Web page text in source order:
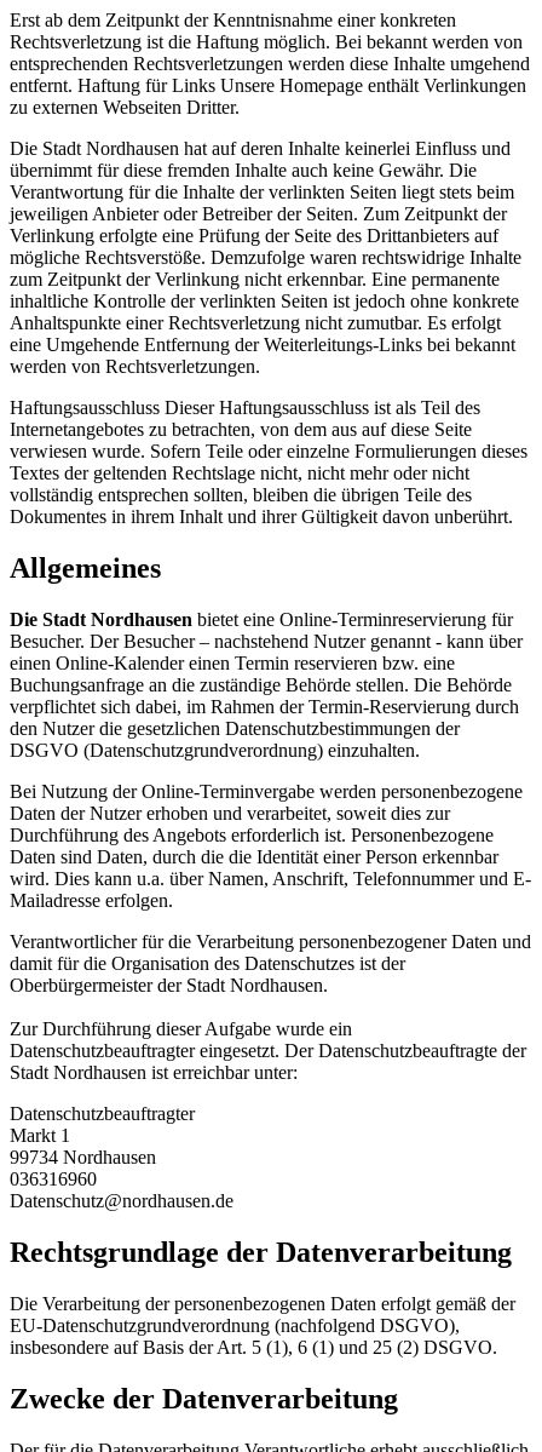
Erst ab dem Zeitpunkt der Kenntnisnahme einer konkreten
Rechtsverletzung ist die Haftung möglich. Bei bekannt werden von
entsprechenden Rechtsverletzungen werden diese Inhalte umgehend
entfernt. Haftung für Links Unsere Homepage enthält Verlinkungen
zu externen Webseiten Dritter.
Die Stadt Nordhausen hat auf deren Inhalte keinerlei Einfluss und
übernimmt für diese fremden Inhalte auch keine Gewähr. Die
Verantwortung für die Inhalte der verlinkten Seiten liegt stets beim
jeweiligen Anbieter oder Betreiber der Seiten. Zum Zeitpunkt der
Verlinkung erfolgte eine Prüfung der Seite des Drittanbieters auf
mögliche Rechtsverstöße. Demzufolge waren rechtswidrige Inhalte
zum Zeitpunkt der Verlinkung nicht erkennbar. Eine permanente
inhaltliche Kontrolle der verlinkten Seiten ist jedoch ohne konkrete
Anhaltspunkte einer Rechtsverletzung nicht zumutbar. Es erfolgt
eine Umgehende Entfernung der Weiterleitungs-Links bei bekannt
werden von Rechtsverletzungen.
Haftungsausschluss Dieser Haftungsausschluss ist als Teil des
Internetangebotes zu betrachten, von dem aus auf diese Seite
verwiesen wurde. Sofern Teile oder einzelne Formulierungen dieses
Textes der geltenden Rechtslage nicht, nicht mehr oder nicht
vollständig entsprechen sollten, bleiben die übrigen Teile des
Dokumentes in ihrem Inhalt und ihrer Gültigkeit davon unberührt.
Allgemeines
Die Stadt Nordhausen bietet eine Online-Terminreservierung für
Besucher. Der Besucher – nachstehend Nutzer genannt - kann über
einen Online-Kalender einen Termin reservieren bzw. eine
Buchungsanfrage an die zuständige Behörde stellen. Die Behörde
verpflichtet sich dabei, im Rahmen der Termin-Reservierung durch
den Nutzer die gesetzlichen Datenschutzbestimmungen der
DSGVO (Datenschutzgrundverordnung) einzuhalten.
Bei Nutzung der Online-Terminvergabe werden personenbezogene
Daten der Nutzer erhoben und verarbeitet, soweit dies zur
Durchführung des Angebots erforderlich ist. Personenbezogene
Daten sind Daten, durch die die Identität einer Person erkennbar
wird. Dies kann u.a. über Namen, Anschrift, Telefonnummer und E-
Mailadresse erfolgen.
Verantwortlicher für die Verarbeitung personenbezogener Daten und
damit für die Organisation des Datenschutzes ist der
Oberbürgermeister der Stadt Nordhausen.
Zur Durchführung dieser Aufgabe wurde ein
Datenschutzbeauftragter eingesetzt. Der Datenschutzbeauftragte der
Stadt Nordhausen ist erreichbar unter:
Datenschutzbeauftragter
Markt 1
99734 Nordhausen
036316960
Datenschutz@nordhausen.de
Rechtsgrundlage der Datenverarbeitung
Die Verarbeitung der personenbezogenen Daten erfolgt gemäß der
EU-Datenschutzgrundverordnung (nachfolgend DSGVO),
insbesondere auf Basis der Art. 5 (1), 6 (1) und 25 (2) DSGVO.
Zwecke der Datenverarbeitung